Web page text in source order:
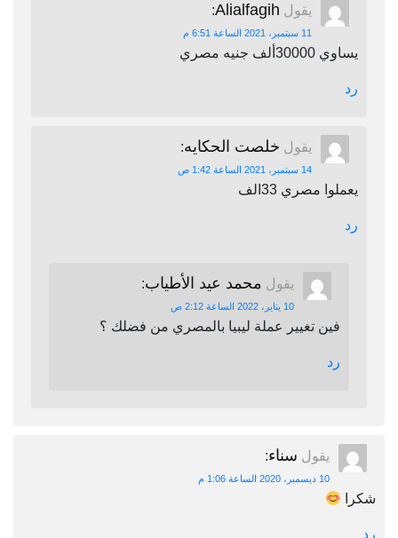
يقول Alialfagih
:
11 سبتمبر، 2021 الساعة 6:51 م
يساوي 30000ألف جنيه مصري
رد
يقول خلصت الحكايه:
14 سبتمبر، 2021 الساعة 1:42 ص
يعملوا مصري 33الف
رد
يقول محمد عيد الأطياب:
10 يناير، 2022 الساعة 2:12 ص
فين تغيير عملة ليبيا بالمصري من فضلك ؟
رد
يقول سناء:
10 ديسمبر، 2020 الساعة 1:06 م
شكرا
رد